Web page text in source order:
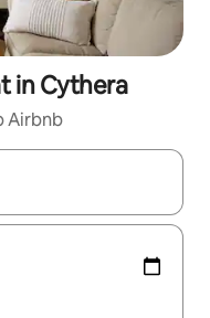
in Cythera
Airbnb
zijn, maak je een keuze